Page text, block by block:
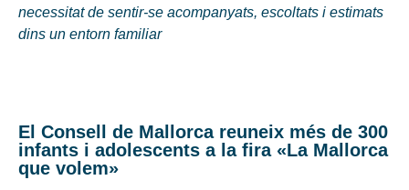
necessitat de sentir-se acompanyats, escoltats i estimats
dins un entorn familiar
El Consell de Mallorca reuneix més de 300
infants i adolescents a la fira «La Mallorca
que volem»